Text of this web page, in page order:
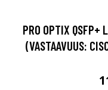
PRO OPTIX QSFP+
(VASTAAVUUS: